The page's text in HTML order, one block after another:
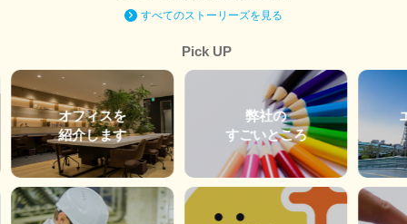
すべてのストーリーズを見る
Pick UP
オフィスを
紹介します
弊社の
すごいところ